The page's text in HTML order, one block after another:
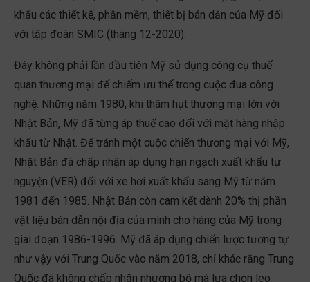
khẩu các thiết kế, phần mềm, thiết bị bán dẫn của Mỹ đối
với tập đoàn SMIC (tháng 12-2020).
Đây không phải lần đầu tiên Mỹ sử dụng công cụ thuế
quan thương mại để chiếm ưu thế trong cuộc đua công
nghệ. Những năm 1980, khi thâm hụt thương mại lớn với
Nhật Bản, Mỹ đã từng áp thuế cao đối với mặt hàng nhập
khẩu từ Nhật. Để tránh một cuộc chiến thương mại với Mỹ,
Nhật Bản đã chấp nhận áp dụng hạn ngạch xuất khẩu tự
nguyện (VER) đối với xe hơi xuất khẩu sang Mỹ từ năm
1981 đến 1985. Nhật Bản còn cam kết dành 20% thị phần
vật liệu bán dẫn nội địa của mình cho hàng của Mỹ trong
giai đoạn 1986-1996. Mỹ đã áp dụng chiến lược tương tự
như vậy với Trung Quốc vào năm 2018, chỉ khác rằng Trung
Quốc đã không chấp nhận nhượng bộ mà lựa chọn leo